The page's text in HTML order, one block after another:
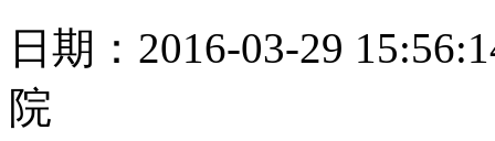
日期：2016-03-29
院